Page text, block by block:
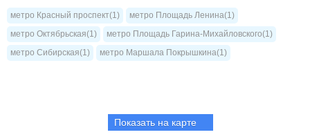
метро Красный проспект(1)
метро Площадь Ленина(1)
метро Октябрьская(1)
метро Площадь Гарина-Михайловского(1)
метро Сибирская(1)
метро Маршала Покрышкина(1)
Показать на карте